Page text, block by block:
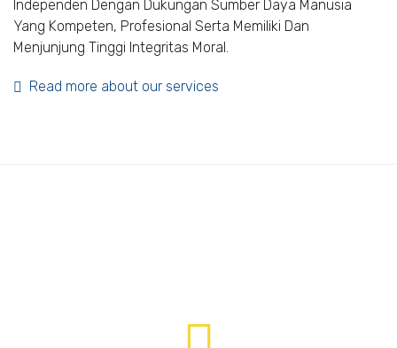
Independen Dengan Dukungan Sumber Daya Manusia
Yang Kompeten, Profesional Serta Memiliki Dan
Menjunjung Tinggi Integritas Moral.
Read more about our services